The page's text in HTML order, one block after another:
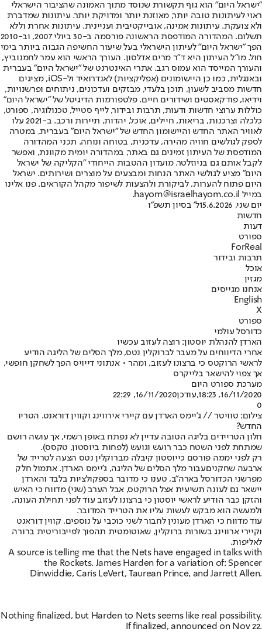
"ישראל היום" הוא גוף תקשורת שנוסד מתוך האמונה שהציבור הישראלי
ראוי לעיתונות טובה יותר, מאוזנת יותר ומדויקת יותר. עיתונות שמדברת
ולא צועקת. עיתונות אמינה, אובייקטיבית ועניינית. עיתונות אחרת וללא
תשלום. המהדורה המודפסת הראשונה פורסמה ב-30 ביולי 2007, וב-2010
הפך "ישראל היום" לעיתון הישראלי בעל שיעור החשיפה הגבוה ביותר בימי
חול. מו"ל העיתון היא ד"ר מרים אדלסון. העורך הראשי הוא עמר לחמנוביץ,
והעורך המייסד הוא עמוס רגב. אתרי האינטרנט של "ישראל היום" בעברית
ובאנגלית, כמו כן היישומונים (אפליקציות) לאנדרואיד ול-iOS, מציגים
חדשות מסביב לשעון, תוכן בלעדי, מבזקים ועדכונים, ניתוחים ופרשנויות,
וידיאו, פודקאסטים ושידורים חיים. פלטפורמות הדיגיטל של "ישראל היום"
כוללות ערוצי חדשות ודעות, תרבות ובידור, לייף סטייל, טכנולוגיה, ספורט,
כלכלה וצרכנות, בריאות, חיילים, אוכל, יהדות, תיירות ורכב. ב-2021 עלו
לאוויר האתר החדש והיישומון החדש של "ישראל היום" בעברית, במטרה
לספק לגולשים חוויה מהירה, עדכנית, בטוחה ונוחה. תכני המהדורה
המודפסת של העיתון זמינים גם באתר, במהדורה יומית מקוונת, ואפשר
לקבל אותם גם בניוזלטר. מועדון ההטבות הייחודי "הקליקה של ישראל
היום" מציע לגולשי האתר הנחות ומבצעים על מוצרים ושירותים. ישראל
היום פתוח להערות, לביקורת ולהצעות לשיפור מקהל הקוראים. פנו אלינו
במייל hayom@israelhayom.co.il.
יום שני, 15.6.2026
ל' בסיון תשפ"ו
חדשות
דעות
ספורט
ForReal
תרבות ובידור
אוכל
מגזין
אנחנו מגייסים
English
X
ספורט
כדורסל עולמי
הארדן להנהלת יוסטון: רוצה לעזוב עכשיו
אחרי הדיווחים על מעבר לברוקלין נטס, מלך הסלים של הליגה הודיע
לראשי הרוקטס כי ברצונו לעזוב, ומהר • אנתוני דייויס הפך לשחקן חופשי,
אך צפוי להישאר בלייקרס
מערכת ספורט היום
16/11/2020, 18:23
,עודכן16/11/2020, 22:29
0
צילום: טוויטר // ג'יימס הארדן עם קיירי אירווינג וקווין דוראנט. הטריו
החדש?
חלון הטריידים בליגה הטובה עדיין לא נפתח באופן רשמי, אך עושה רושם
שמתחת לפני השטח כבר רועש וגועש (לפחות ביוסטון, טקסס).
רק לפני יממה פורסם כייוסטון קיבלה מברוקלין נטס הצעה לטרייד של
ארבעה שחקניםעבור מלך הסלים של הליגה, ג'יימס הארדן. אתמול חלק
מפרשני הכדורסל בארה"ב, טענו כי מדובר בספקולציות בלבד והארדן
יישאר גם לעונה תשיעית אצל הרוקטס, אבל הערב (שני) מדווח כי האיש
והזקן כבר הודיע לראשי יוסטון כי ברצונו לעזוב עוד לפני תחילת העונה,
ולמעשה הוא מבקש לעשות עליו את הטרייד המדובר.
עוד מדווח כי הארדן מעונין לחבור לשני כוכבי על נוספים, קווין דוראנט
וקיירי ארווינג בשורות ברוקלין, שאוטומטית תהפוך לפייבוריטית ברורה
לאליפות.
A source is telling me that the Nets have engaged in talks with
the Rockets. James Harden for a variation of: Spencer
Dinwiddie, Caris LeVert, Taurean Prince, and Jarrett Allen.
Nothing finalized, but Harden to Nets seems like real possibility.
If finalized, announced on Nov 22.